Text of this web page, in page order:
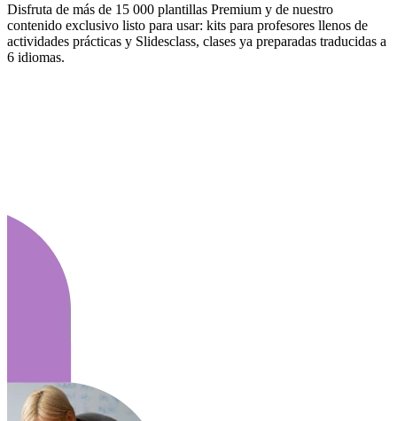
Disfruta de más de 15 000 plantillas Premium y de nuestro
contenido exclusivo listo para usar: kits para profesores llenos de
actividades prácticas y Slidesclass, clases ya preparadas traducidas a
6 idiomas.